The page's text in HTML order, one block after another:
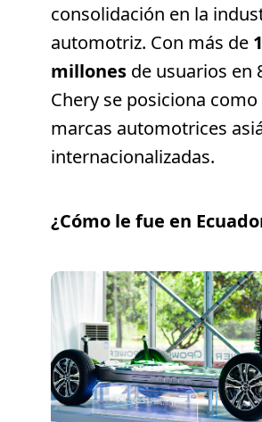
consolidación en la
automotriz. Con más de
millones de usuarios en
Chery se posiciona
marcas automotrices
internacionalizadas.
¿Cómo le fue en